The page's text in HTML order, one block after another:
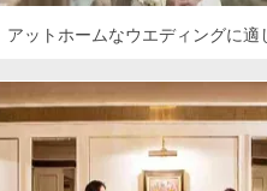
アットホームなウエディングに適